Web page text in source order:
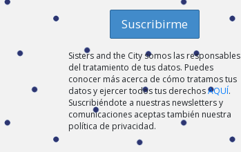
Sisters and the City somos las responsables
del tratamiento de tus datos. Puedes
conocer más acerca de cómo tratamos tus
datos y ejercer todos tus derechosAQUÍ.
Suscribiéndote a nuestras newsletters y
comunicaciones aceptas también nuestra
política de privacidad.